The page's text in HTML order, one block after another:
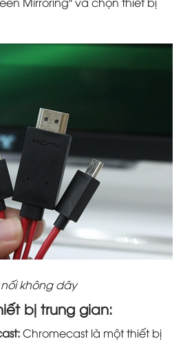
nối không dây
bị trung gian:
Chromecast là một thiết bị